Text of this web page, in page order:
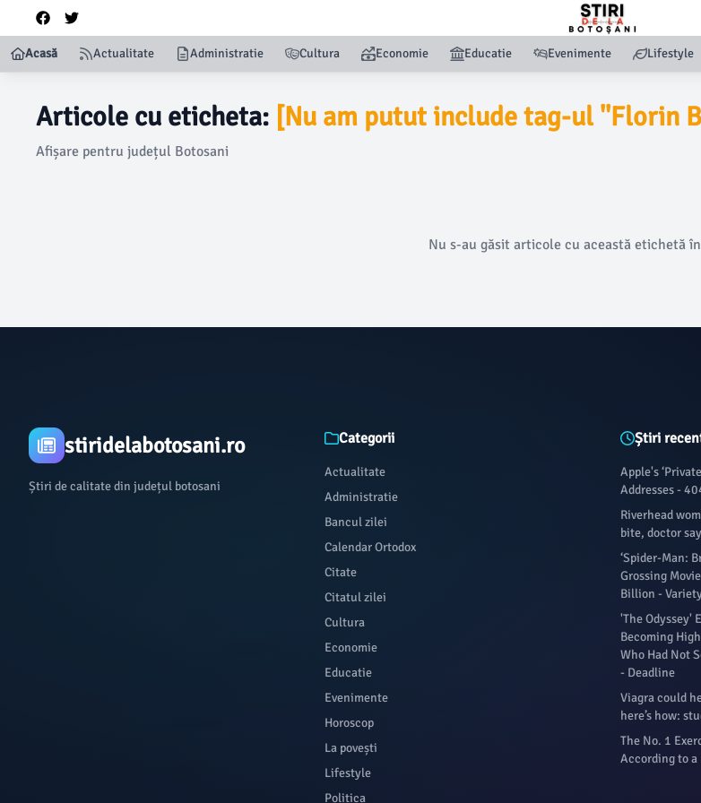
Acasă Actualitate Administratie Cultura Economie Educatie Evenimente Lifestyle
Articole cu eticheta: [Nu am putut include tag-ul ''Florin
Afișare pentru județul Botosani
Nu s-au găsit articole cu această etichetă
stiridelabotosani.ro
Știri de calitate din județul botosani
Categorii
Actualitate
Administratie
Bancul zilei
Calendar Ortodox
Citate
Citatul zilei
Cultura
Economie
Educatie
Evenimente
Horoscop
La povești
Lifestyle
Politica
Știri
Apple's
Addresses -
Riverhead
bite, doctor
‘Spider-Man:
Grossing
Billion -
'The Odyssey'
Becoming
Who Had Not
- Deadline
Viagra could
here’s how:
The No. 1
According to a